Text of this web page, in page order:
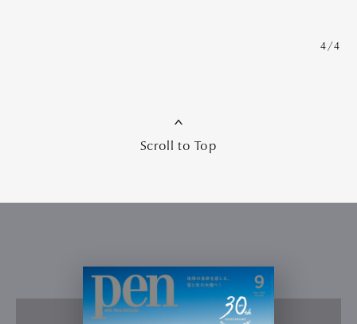
4/4
Scroll to Top